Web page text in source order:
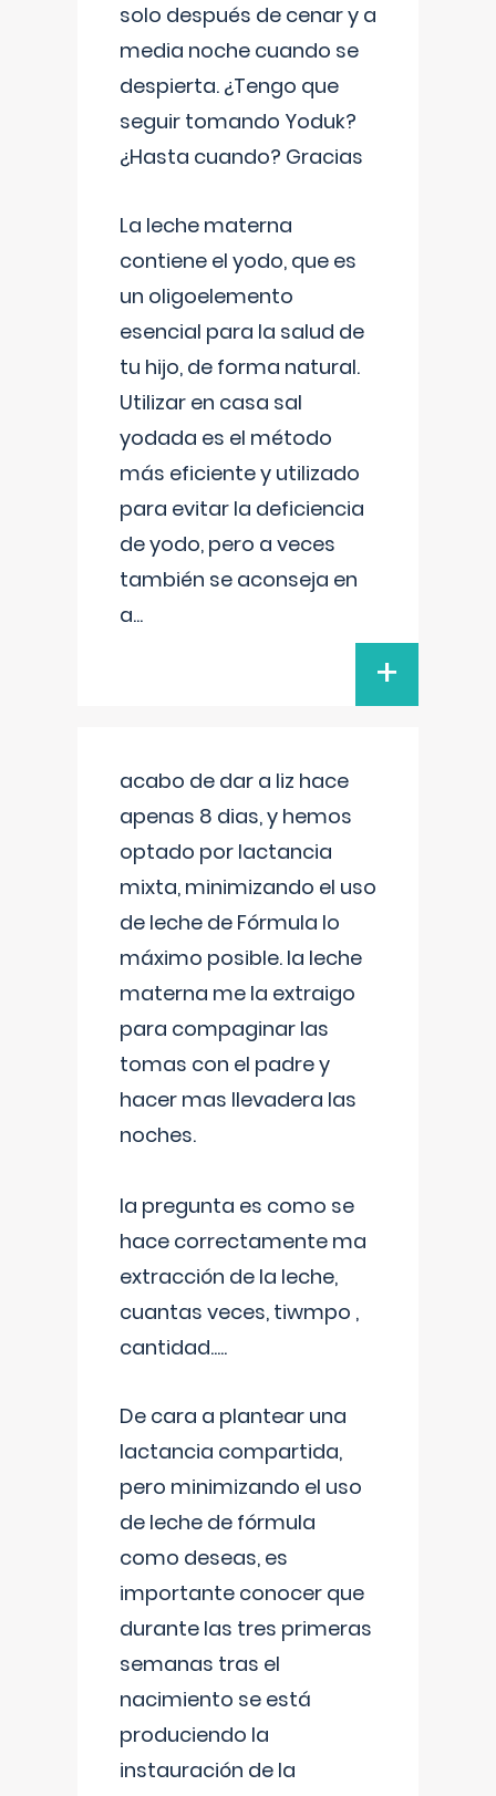
solo después de cenar y a
media noche cuando se
despierta. ¿Tengo que
seguir tomando Yoduk?
¿Hasta cuando? Gracias
La leche materna
contiene el yodo, que es
un oligoelemento
esencial para la salud de
tu hijo, de forma natural.
Utilizar en casa sal
yodada es el método
más eficiente y utilizado
para evitar la deficiencia
de yodo, pero a veces
también se aconseja en
a...
+
acabo de dar a liz hace
apenas 8 dias, y hemos
optado por lactancia
mixta, minimizando el uso
de leche de Fórmula lo
máximo posible. la leche
materna me la extraigo
para compaginar las
tomas con el padre y
hacer mas llevadera las
noches.
la pregunta es como se
hace correctamente ma
extracción de la leche,
cuantas veces, tiwmpo ,
cantidad.....
De cara a plantear una
lactancia compartida,
pero minimizando el uso
de leche de fórmula
como deseas, es
importante conocer que
durante las tres primeras
semanas tras el
nacimiento se está
produciendo la
instauración de la